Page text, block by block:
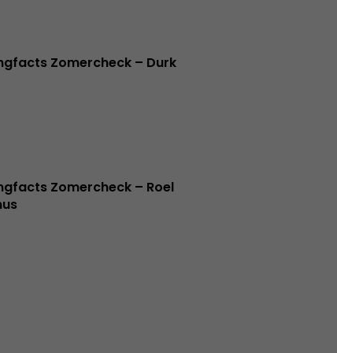
Zomercheck – Durk
Zomercheck – Roel